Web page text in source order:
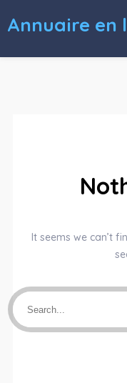
Annuaire en
It seems we can’t